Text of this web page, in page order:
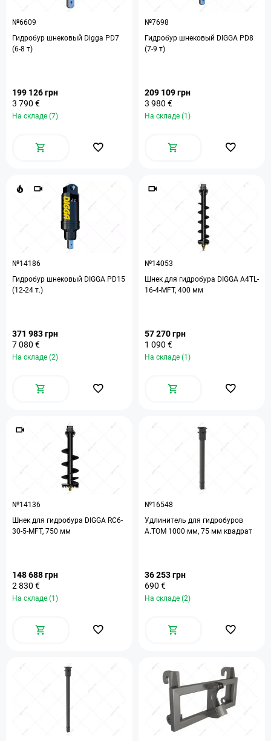
№6609
Гидробур шнековый Digga PD7
(6-8 т)
199 126 грн
3 790 €
На складе (7)
№7698
Гидробур шнековый DIGGA PD8
(7-9 т)
209 109 грн
3 980 €
На складе (1)
№14186
Гидробур шнековый DIGGA PD15
(12-24 т.)
371 983 грн
7 080 €
На складе (2)
№14053
Шнек для гидробура DIGGA A4TL-
16-4-MFT, 400 мм
57 270 грн
1 090 €
На складе (1)
№14136
Шнек для гидробура DIGGA RC6-
30-5-MFT, 750 мм
148 688 грн
2 830 €
На складе (1)
№16548
Удлинитель для гидробуров
A.TOM 1000 мм, 75 мм квадрат
36 253 грн
690 €
На складе (2)